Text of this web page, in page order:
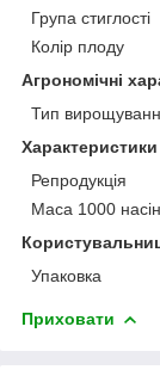
Група стиглості
Колір плоду
Агрономічні
Тип
Репродукція
Маса 1000
Упаковка
Приховати